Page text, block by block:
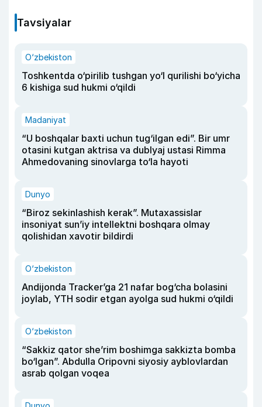
Tavsiyalar
O‘zbekiston
Toshkentda o‘pirilib tushgan yo‘l qurilishi bo‘yicha
6 kishiga sud hukmi o‘qildi
Madaniyat
“U boshqalar baxti uchun tug‘ilgan edi”. Bir umr
otasini kutgan aktrisa va dublyaj ustasi Rimma
Ahmedovaning sinovlarga to‘la hayoti
Dunyo
“Biroz sekinlashish kerak”. Mutaxassislar
insoniyat sun’iy intellektni boshqara olmay
qolishidan xavotir bildirdi
O‘zbekiston
Andijonda Tracker’ga 21 nafar bog‘cha bolasini
joylab, YTH sodir etgan ayolga sud hukmi o‘qildi
O‘zbekiston
“Sakkiz qator she’rim boshimga sakkizta bomba
bo‘lgan”. Abdulla Oripovni siyosiy ayblovlardan
asrab qolgan voqea